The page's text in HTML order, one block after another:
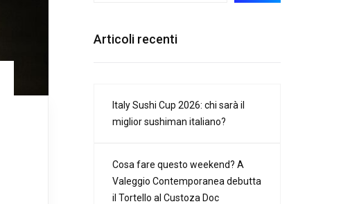
Articoli recenti
Italy Sushi Cup 2026: chi sarà il
miglior sushiman italiano?
Cosa fare questo weekend? A
Valeggio Contemporanea debutta
il Tortello al Custoza Doc